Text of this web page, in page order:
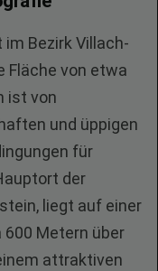
Bezirk Villach-
Fläche von etwa
ist von
und üppigen
für
der
liegt auf einer
600 Metern über
attraktiven